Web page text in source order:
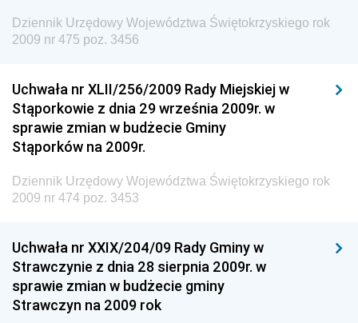
Wewnętrznego
Dziennik Urzędowy Urzędu Patentowego
Dziennik Urzędowy Generalnej Dyrekcji Dróg
Krajowych i Autostrad
Dziennik Urzędowy Ministra Środowiska
Dziennik Urzędowy Ministra Edukacji
Dziennik Urzędowy Ministra Przemysłu
Dziennik Urzędowy Ministra Finansów i Gospodarki
Dziennik Urzędowy Ministra do Spraw Unii
Dziennik Urzędowy Województwa Świętokrzyskiego rok
2009 nr 475 poz. 3456
Uchwała nr XLII/256/2009 Rady Miejskiej w
Stąporkowie z dnia 29 września 2009r. w
sprawie zmian w budżecie Gminy
Stąporków na 2009r.
Dziennik Urzędowy Województwa Świętokrzyskiego rok
2009 nr 474 poz. 3453
Uchwała nr XXIX/204/09 Rady Gminy w
Strawczynie z dnia 28 sierpnia 2009r. w
sprawie zmian w budżecie gminy
Strawczyn na 2009 rok